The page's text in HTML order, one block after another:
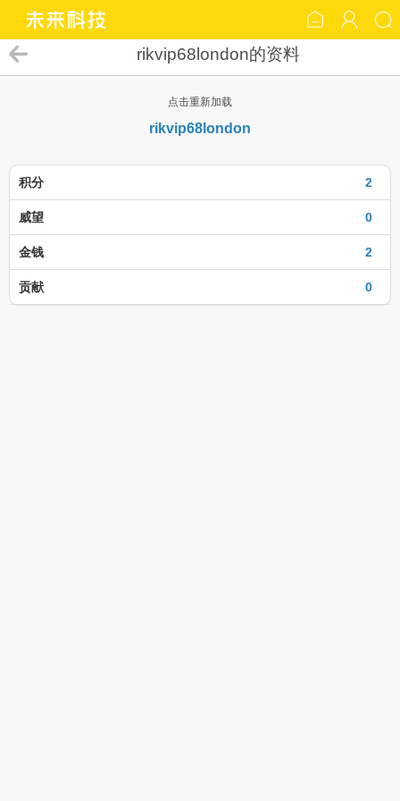
rikvip68london的资料
点击重新加载
rikvip68london
2
积分
0
威望
2
金钱
0
贡献